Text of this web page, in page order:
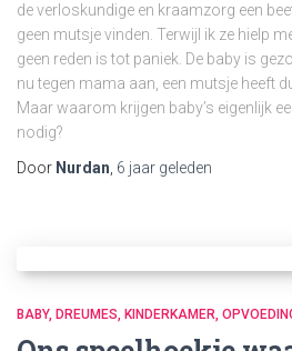
de verloskundige en kraamzorg een
geen mutsje vinden. Terwijl ik ze hielp
geen reden is tot paniek. De baby is
nu tegen mama aan, een mutsje heeft
Maar waarom krijgen baby’s eigenlijk
nodig?
Door Nurdan 6 jaar geleden
BABY DREUMES KINDERKAMER